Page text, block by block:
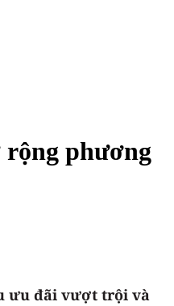
phương
ưu đãi vượt trội và